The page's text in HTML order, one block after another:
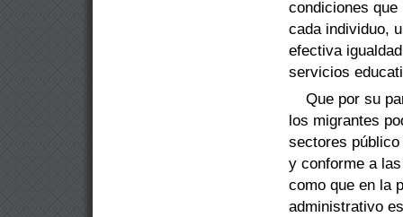
condiciones
cada individuo,
efectiva
servicios
Que por su
los migrantes
sectores
y conforme a
como que en la
administrativo